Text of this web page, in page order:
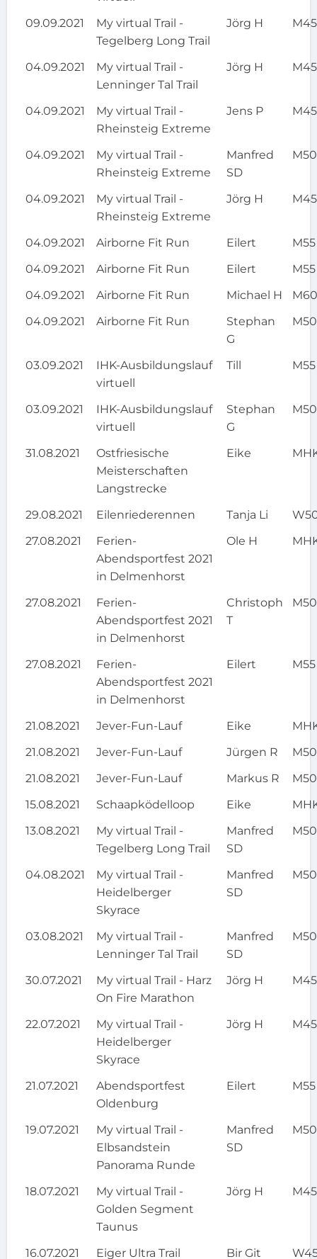
09.09.2021
My virtual Trail -
Tegelberg Long Trail
Jörg H M45
04.09.2021
My virtual Trail -
Lenninger Tal Trail
Jörg H M45
04.09.2021
My virtual Trail -
Rheinsteig Extreme
Jens P M45
04.09.2021
My virtual Trail -
Rheinsteig Extreme
Manfred
SD
M50
04.09.2021
My virtual Trail -
Rheinsteig Extreme
Jörg H M45
04.09.2021 Airborne Fit Run Eilert
M55
04.09.2021
Airborne Fit Run Eilert
M55
04.09.2021
Airborne Fit Run Michael H
04.09.2021
Airborne Fit Run
Stephan
G
M50
03.09.2021
IHK-Ausbildungslauf
virtuell
Till M55
03.09.2021
IHK-Ausbildungslauf
virtuell
Stephan
G
M50
31.08.2021
Ostfriesische
Meisterschaften
Langstrecke
Eike
29.08.2021 Eilenriederennen Tanja Li
27.08.2021
Ferien-
Abendsportfest 2021
in Delmenhorst
Ole H
27.08.2021
Ferien-
Abendsportfest 2021
in Delmenhorst
Christoph
T
M50
27.08.2021
Ferien-
Abendsportfest 2021
in Delmenhorst
Eilert M55
21.08.2021 Jever-Fun-Lauf Eike
21.08.2021
Jever-Fun-Lauf Jürgen R
M50
21.08.2021
Jever-Fun-Lauf Markus R
M50
15.08.2021
Schaapködelloop Eike
13.08.2021
My virtual Trail -
Tegelberg Long Trail
Manfred
SD
M50
04.08.2021
My virtual Trail -
Heidelberger
Skyrace
Manfred
SD
M50
03.08.2021
My virtual Trail -
Lenninger Tal Trail
Manfred
SD
M50
30.07.2021
My virtual Trail - Harz
On Fire Marathon
Jörg H M45
22.07.2021
My virtual Trail -
Heidelberger
Skyrace
Jörg H M45
21.07.2021
Abendsportfest
Oldenburg
Eilert M55
19.07.2021
My virtual Trail -
Elbsandstein
Panorama Runde
Manfred
SD
M50
18.07.2021
My virtual Trail -
Golden Segment
Taunus
Jörg H M45
16.07.2021 Eiger Ultra Trail Bir Git